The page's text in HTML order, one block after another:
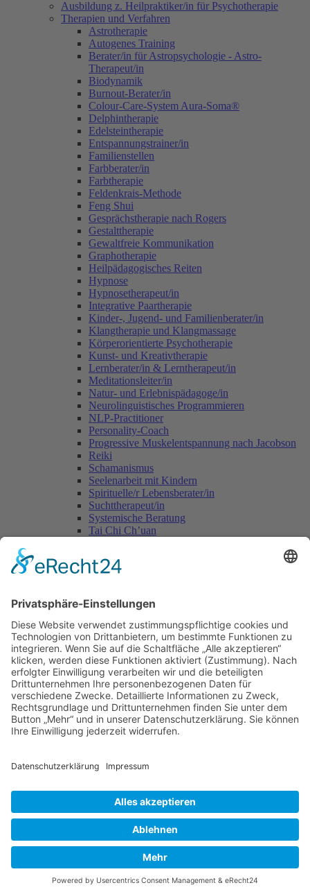
Ausbildung z. Heilpraktiker/in für Psychotherapie
Therapien und Verfahren
Astrotherapie
Autogenes Training
Berater/in für Astropsychologie - Astro-
Therapeut/in
Biodynamik
Burnout-Berater/in
Colour-Care-System Aura-Soma®
Delphintherapie
Edelsteintherapie
Entspannungstrainer/in
Familienstellen
Farbberater/in
Farbtherapie
Feldenkrais-Methode
Feng Shui
Gesprächstherapie nach Rogers
Gestalttherapie
Gewaltfreie Kommunikation
Graphotherapie
Heilpädagogisches Reiten
Hypnose
Hypnosetherapeut/in
Integrative Paartherapie
Kinder-, Jugend- und Familienberater/in
Klangtherapie und Klangmassage
Körperorientierte Psychotherapie
Kunst- und Kreativtherapie
Lernberater/in & Lerntherapeut/in
Meditationsleiter/in
Natur- und Erlebnispädagoge/in
Neurolinguistisches Programmieren
NLP-Practitioner
Personality-Coach
Progressive Muskelentspannung nach Jacobson
Reiki
Schamanismus
Seelenarbeit mit Kindern
Spirituelle/r Lebensberater/in
Suchttherapeut/in
Systemische Beratung
Tai Chi Ch’uan
Voice Dialogue
Tierheilkunde aktuell
Ausbildung z. Tierheilpraktiker/in
Therapien und Verfahren
Tierpsychologie
Ernährungsberater/in für Tiere
Farb- und Lichttherapie
Hunde- und Katzenpsychologie
Hundeführer/in und Kynologe/in
Naturgemäße Tierheilkunde
Telepathische Tierkommunikation
Tierhomöopathie
Heilpraktikerschulen
Naturheilkunde
Atlaslogie / Vitalogie
Partner - Marktplatz
Impressum
Datenschutzerklärung
Heilpraktikerschule